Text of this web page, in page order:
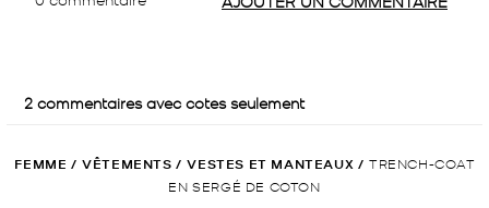
FEMME / VÊTEMENTS / VESTES ET MANTEAUX / TRENCH-COAT
EN SERGÉ DE COTON